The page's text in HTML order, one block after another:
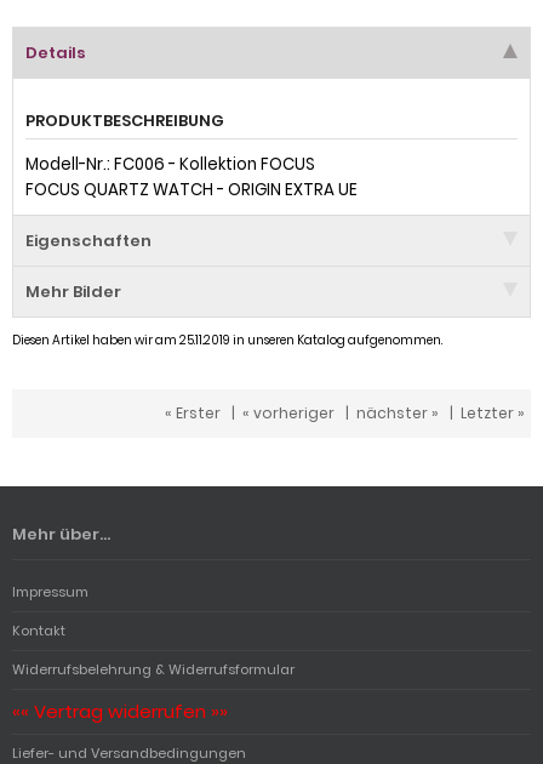
Details
PRODUKTBESCHREIBUNG
Modell-Nr.: FC006 - Kollektion FOCUS
FOCUS QUARTZ WATCH - ORIGIN EXTRA UE
Eigenschaften
Mehr Bilder
Diesen Artikel haben wir am 25.11.2019 in unseren Katalog aufgenommen.
« Erster | « vorheriger | nächster » | Letzter »
Mehr über...
Impressum
Kontakt
Widerrufsbelehrung & Widerrufsformular
«« Vertrag widerrufen »»
Liefer- und Versandbedingungen